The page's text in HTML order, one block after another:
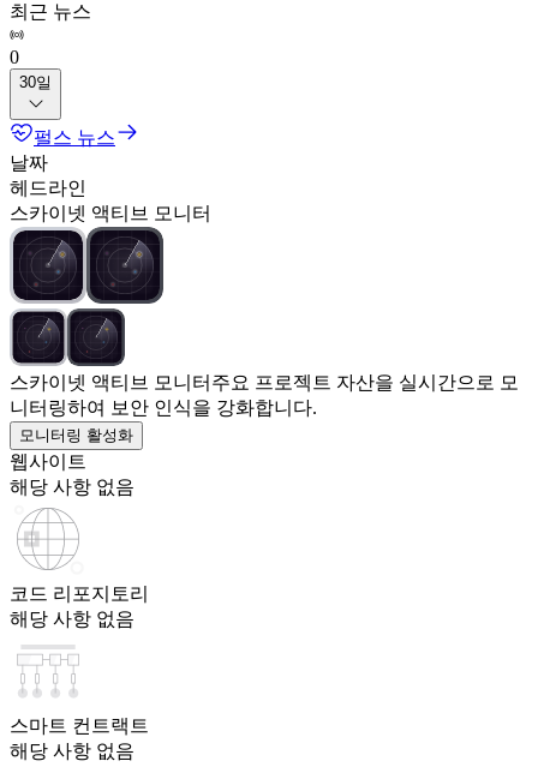
최근 뉴스
0
30일
펄스 뉴스
날짜
헤드라인
스카이넷 액티브 모니터
스카이넷 액티브 모니터 주요 프로젝트 자산을 실시간으로 모
니터링하여 보안 인식을 강화합니다.
모니터링 활성화
웹사이트
해당 사항 없음
코드 리포지토리
해당 사항 없음
스마트 컨트랙트
해당 사항 없음